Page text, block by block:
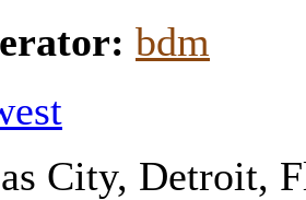
bdm
City, Detroit,